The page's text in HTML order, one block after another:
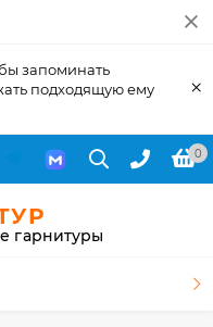
запоминать
подходящую ему
×
0
гарнитуры